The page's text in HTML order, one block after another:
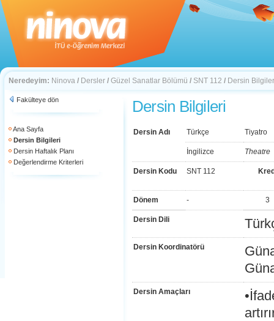
Neredeyim: Ninova / Dersler / Güzel Sanatlar Bölümü / SNT 112 / Dersin
Fakülteye dön
Ana Sayfa
Dersin Bilgileri
Dersin Haftalık Planı
Değerlendirme Kriterleri
Dersin Bilgileri
Dersin Adı Türkçe Tiyatro
İngilizce Theatre
Dersin Kodu SNT 112
Dönem - 3
Dersin Dili
Dersin Koordinatörü
Dersin Amaçları